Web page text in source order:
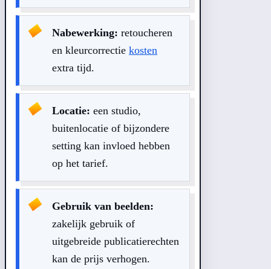
Nabewerking: retoucheren
en kleurcorrectie kosten
extra tijd.
Locatie: een studio,
buitenlocatie of bijzondere
setting kan invloed hebben
op het tarief.
Gebruik van beelden:
zakelijk gebruik of
uitgebreide publicatierechten
kan de prijs verhogen.